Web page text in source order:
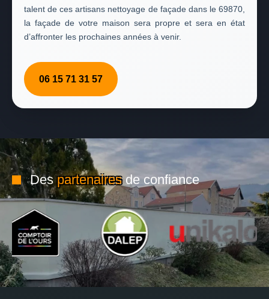
talent de ces artisans nettoyage de façade dans le 69870,
la façade de votre maison sera propre et sera en état
d’affronter les prochaines années à venir.
06 15 71 31 57
Despartenairesde confiance